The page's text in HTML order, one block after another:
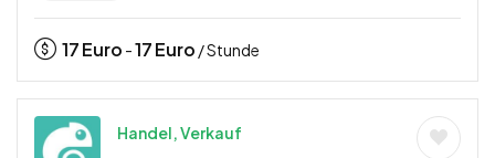
17Euro -17Euro / Stunde
Handel, Verkauf